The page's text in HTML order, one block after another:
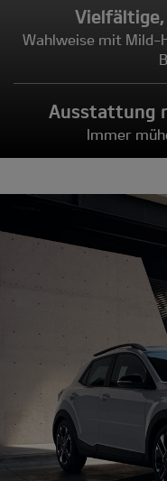
Wahlweise mit Mild-
Ausstattung
Immer